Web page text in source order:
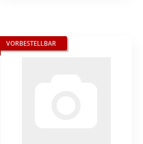
VORBESTELLBAR